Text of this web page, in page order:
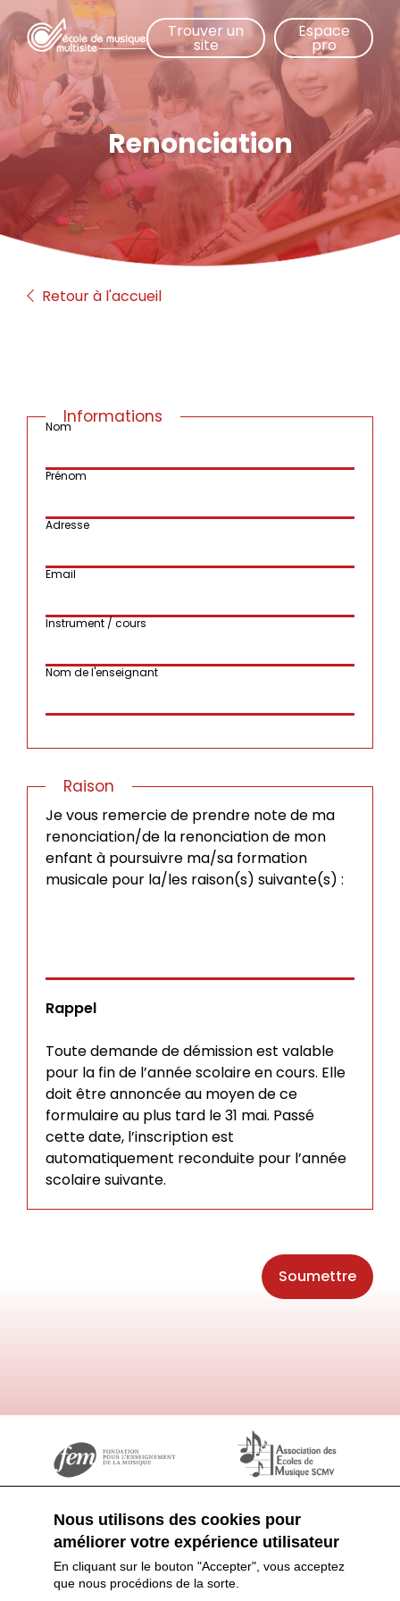
Aller
au
contenu
principal
Trouver un
site
Espace
pro
Renonciation
Retour à l'accueil
Informations
Nom
Prénom
Adresse
Email
Instrument / cours
Nom de l'enseignant
Raison
Je vous remercie de prendre note de ma
renonciation/de la renonciation de mon
enfant à poursuivre ma/sa formation
musicale pour la/les raison(s) suivante(s) :
Raison
Rappel
Toute demande de démission est valable
pour la fin de l’année scolaire en cours. Elle
doit être annoncée au moyen de ce
formulaire au plus tard le 31 mai. Passé
cette date, l’inscription est
automatiquement reconduite pour l’année
scolaire suivante.
Nous utilisons des cookies pour
améliorer votre expérience utilisateur
En cliquant sur le bouton "Accepter", vous acceptez
que nous procédions de la sorte.